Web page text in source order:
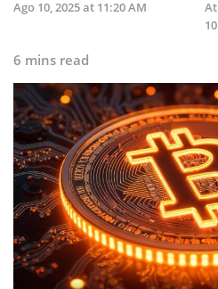
Ago 10, 2025 at 11:20 AM
6 mins read